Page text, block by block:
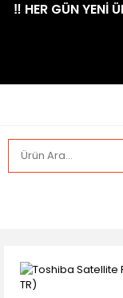
​‼️​ HER GÜN YENİ